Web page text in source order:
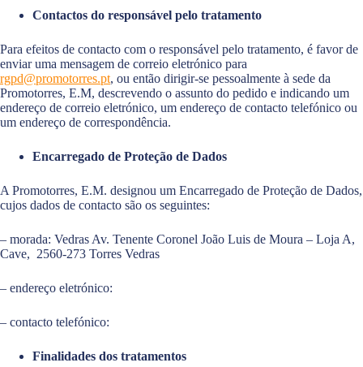
Contactos do responsável pelo tratamento
Para efeitos de contacto com o responsável pelo tratamento, é favor de
enviar uma mensagem de correio eletrónico para
rgpd@promotorres.pt, ou então dirigir-se pessoalmente à sede da
Promotorres, E.M, descrevendo o assunto do pedido e indicando um
endereço de correio eletrónico, um endereço de contacto telefónico ou
um endereço de correspondência.
Encarregado de Proteção de Dados
A Promotorres, E.M. designou um Encarregado de Proteção de Dados,
cujos dados de contacto são os seguintes:
– morada: Vedras Av. Tenente Coronel João Luis de Moura – Loja A,
Cave, 2560-273 Torres Vedras
– endereço eletrónico:
– contacto telefónico:
Finalidades dos tratamentos